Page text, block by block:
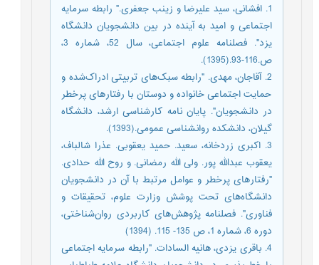
1. افشانی، سید علیرضا و زینب جعفری." رابطه سرمایه
اجتماعی و امید به آینده در بین دانشجویان دانشگاه
یزد". فصلنامه علوم اجتماعی، سال 52، شماره 3،
ص.116-93.(1395).
2. آقاجان، مهدی. "رابطه سبک‌های تربیتی ادراک‌شده و
حمایت اجتماعی خانواده و دوستان با رفتارهای پرخطر
در دانشجویان". پایان نامه کارشناسی ارشد، دانشگاه
گیلان، دانشکده روانشناسی عمومی.(1393).
3. اکبری زردخانه، سعید. حمید یعقوبی. عذرا شالباف،
یعقوب عبدالله پور. ولی الله رمضانی. و روح الله حدادی.
"رفتارهای پرخطر و عوامل مرتبط با آن در دانشجویان
دانشگاه‌های تحت پوشش وزارت علوم، تحقیقات و
فناوری". فصلنامه پژوهش‌های کاربردی روان‌شناختی،
دوره 6، شماره 1، ص 135- 115. (1394)
4. باقری یزدی، هانیه السادات. "رابطه سرمایه اجتماعی